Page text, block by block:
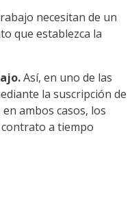
necesitan de un
que establezca la
Así, en uno de las
la suscripción de
ambos casos, los
a tiempo